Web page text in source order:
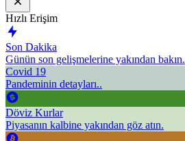
Hızlı Erişim
Son Dakika
Günün son gelişmelerine yakından bakın.
Covid 19
Pandeminin detayları..
Döviz Kurlar
Piyasanın kalbine yakından göz atın.